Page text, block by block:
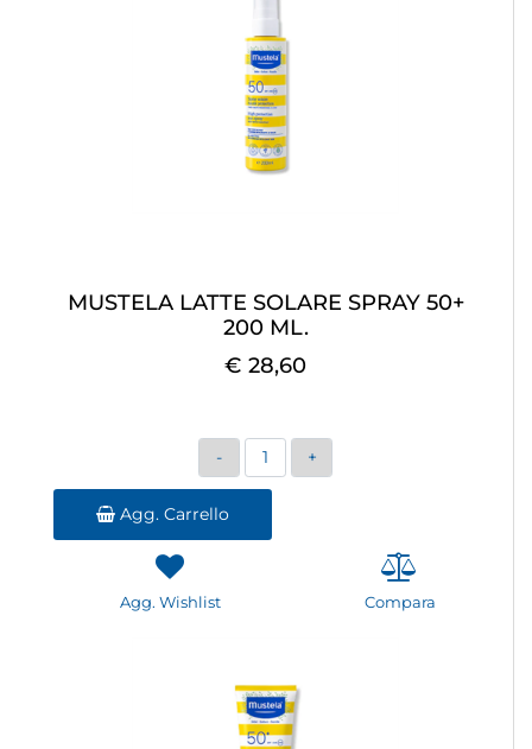
MUSTELA LATTE SOLARE SPRAY 50+
200 ML.
€ 28,60
Quantità
Agg. Carrello
Agg. Wishlist Compara